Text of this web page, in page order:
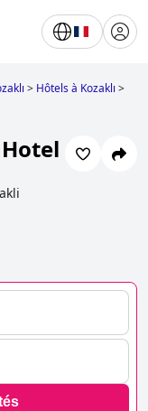
> Hôtels à Kozaklı >